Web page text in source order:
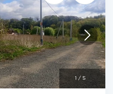
/ 5